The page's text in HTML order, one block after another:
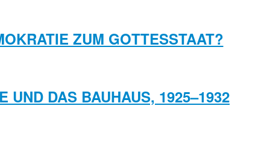
ZUM GOTTESSTAAT?
UND DAS BAUHAUS, 1925–1932